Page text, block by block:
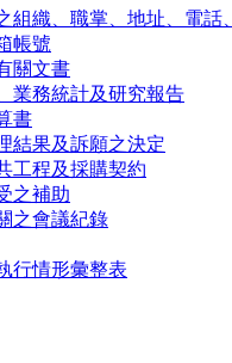
組織、職掌、地址、電話
帳號
關文書
業務統計及研究報告
書
結果及訴願之決定
工程及採購契約
之補助
之會議紀錄
行情形彙整表